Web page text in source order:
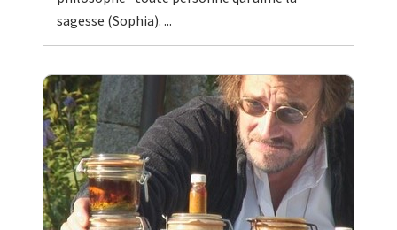
sagesse (Sophia). ...